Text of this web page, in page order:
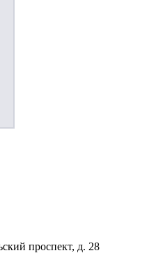
проспект, д. 28